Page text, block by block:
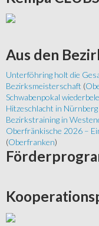
Aus den
Unterföhring holt die
Bezirksmeisterschaft (
Schwabenpokal
Hitzeschlacht in
Bezirkstraining in
Oberfränkische 2026 –
(Oberfranken)